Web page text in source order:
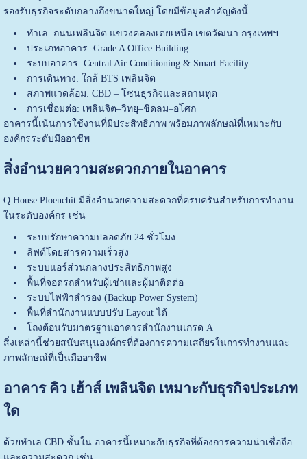
รองรับธุรกิจระดับกลางถึงขนาดใหญ่ โดยมีข้อมูลสำคัญดังนี้
ทำเล: ถนนเพลินจิต แขวงคลองเตยเหนือ เขตวัฒนา กรุงเทพฯ
ประเภทอาคาร: Grade A Office Building
ระบบอาคาร: Central Air Conditioning & Smart Facility
การเดินทาง: ใกล้ BTS เพลินจิต
สภาพแวดล้อม: CBD – โซนธุรกิจและสถานทูต
การเชื่อมต่อ: เพลินจิต–วิทยุ–ชิดลม–อโศก
อาคารนี้เน้นการใช้งานที่มีประสิทธิภาพ พร้อมภาพลักษณ์ที่เหมาะกับ
องค์กรระดับมืออาชีพ
สิ่งอำนวยความสะดวกภายในอาคาร
Q House Ploenchit มีสิ่งอำนวยความสะดวกที่ครบครันสำหรับการทำงาน
ในระดับองค์กร เช่น
ระบบรักษาความปลอดภัย 24 ชั่วโมง
ลิฟต์โดยสารความเร็วสูง
ระบบแอร์ส่วนกลางประสิทธิภาพสูง
พื้นที่จอดรถสำหรับผู้เช่าและผู้มาติดต่อ
ระบบไฟฟ้าสำรอง (Backup Power System)
พื้นที่สำนักงานแบบปรับ Layout ได้
โถงต้อนรับมาตรฐานอาคารสำนักงานเกรด A
สิ่งเหล่านี้ช่วยสนับสนุนองค์กรที่ต้องการความเสถียรในการทำงานและ
ภาพลักษณ์ที่เป็นมืออาชีพ
อาคาร คิว เฮ้าส์ เพลินจิต เหมาะกับธุรกิจประเภท
ใด
ด้วยทำเล CBD ชั้นใน อาคารนี้เหมาะกับธุรกิจที่ต้องการความน่าเชื่อถือ